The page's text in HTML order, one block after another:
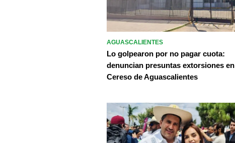
AGUASCALIENTES
Lo golpearon por no pagar cuota:
denuncian presuntas extorsiones en
Cereso de Aguascalientes